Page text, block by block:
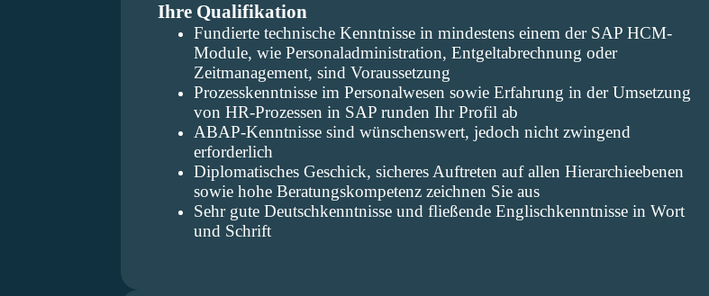
Ihre Qualifikation
Fundierte technische Kenntnisse in mindestens einem der SAP HCM-
Module, wie Personaladministration, Entgeltabrechnung oder
Zeitmanagement, sind Voraussetzung
Prozesskenntnisse im Personalwesen sowie Erfahrung in der Umsetzung
von HR-Prozessen in SAP runden Ihr Profil ab
ABAP-Kenntnisse sind wünschenswert, jedoch nicht zwingend
erforderlich
Diplomatisches Geschick, sicheres Auftreten auf allen Hierarchieebenen
sowie hohe Beratungskompetenz zeichnen Sie aus
Sehr gute Deutschkenntnisse und fließende Englischkenntnisse in Wort
und Schrift